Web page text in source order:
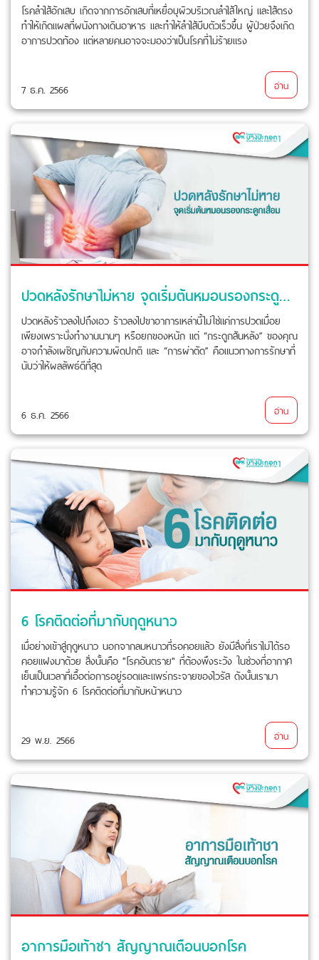
โรคลำไส้อักเสบ เกิดจากการอักเสบที่เหยื่อบุผิวบริเวณลำไส้ใหญ่ และไส้ตรง
ทำให้เกิดแผลที่ผนังทางเดินอาหาร และทำให้ลำไส้บีบตัวเร็วขึ้น ผู้ป่วยจึงเกิด
อาการปวดท้อง แต่หลายคนอาจจะมองว่าเป็นโรคที่ไม่ร้ายแรง
7 ธ.ค. 2566 อ่าน
ปวดหลังรักษาไม่หาย จุดเริ่มต้นหมอนรองกระดูกเสื่อม
ปวดหลังร้าวลงไปถึงเอว ร้าวลงไปขาอาการเหล่านี้ไม่ใช่แค่การปวดเมื่อย
เพียงเพราะนั่งทำงานนานๆ หรือยกของหนัก แต่ “กระดูกสันหลัง” ของคุณ
อาจกำลังเผชิญกับความผิดปกติ และ “การผ่าตัด” คือแนวทางการรักษาที่
นับว่าให้ผลลัพธ์ดีที่สุด
6 ธ.ค. 2566 อ่าน
6 โรคติดต่อที่มากับฤดูหนาว
เมื่อย่างเข้าสู่ฤดูหนาว นอกจากลมหนาวที่รอคอยแล้ว ยังมีสิ่งที่เราไม่ได้รอ
คอยแฝงมาด้วย สิ่งนั้นคือ "โรคอันตราย" ที่ต้องพึงระวัง ในช่วงที่อากาศ
เย็นเป็นเวลาที่เอื้อต่อการอยู่รอดและแพร่กระจายของไวรัส ดังนั้นเรามา
ทำความรู้จัก 6 โรคติดต่อที่มากับหน้าหนาว
29 พ.ย. 2566 อ่าน
อาการมือเท้าชา สัญญาณเตือนบอกโรค